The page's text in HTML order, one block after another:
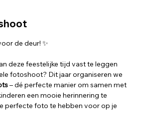
de deur! ✨
deze feestelijke tijd vast te leggen
fotoshoot? Dit jaar organiseren we
– dé perfecte manier om samen met
een mooie herinnering te
perfecte foto te hebben voor op je